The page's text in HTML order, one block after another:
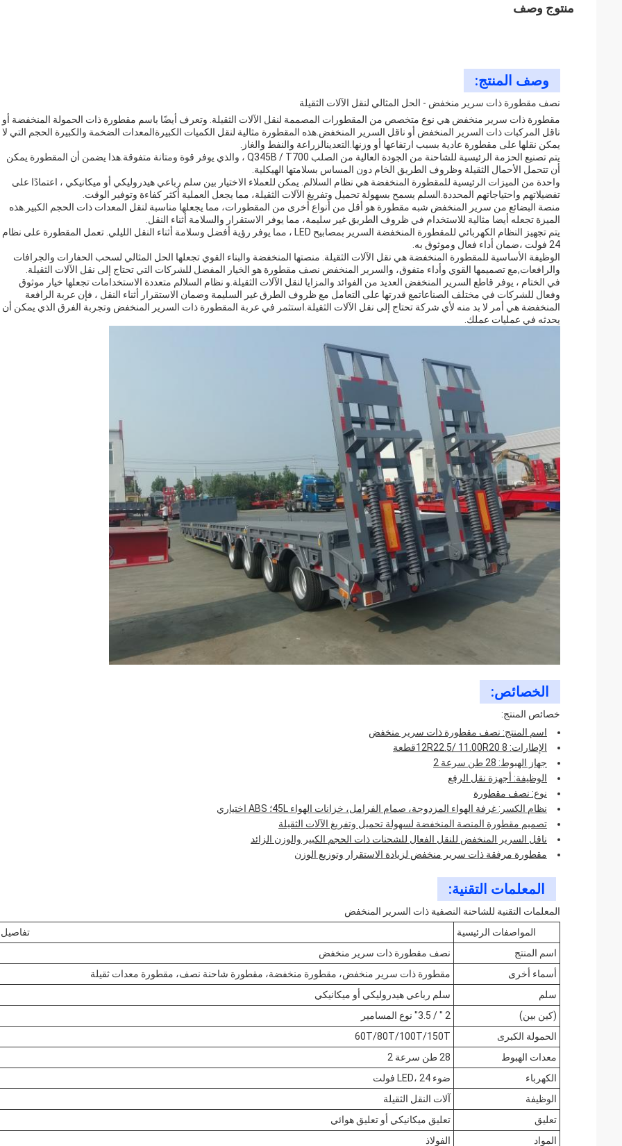
منتوج وصف
وصف المنتج:
نصف مقطورة ذات سرير منخفض - الحل المثالي لنقل الآلات الثقيلة
مقطورة ذات سرير منخفض هي نوع متخصص من المقطورات المصممة لنقل الآلات الثقيلة. وتعرف أيضًا باسم مقطورة ذات الحمولة المنخفضة أو
ناقل المركبات ذات السرير المنخفض أو ناقل السرير المنخفض.هذه المقطورة مثالية لنقل الكميات الكبيرةالمعدات الضخمة والكبيرة الحجم التي لا
يمكن نقلها على مقطورة عادية بسبب ارتفاعها أو وزنها.التعدينالزراعة والنفط والغاز.
يتم تصنيع الحزمة الرئيسية للشاحنة من الجودة العالية من الصلب Q345B / T700 ، والذي يوفر قوة ومتانة متفوقة.هذا يضمن أن المقطورة يمكن
أن تتحمل الأحمال الثقيلة وظروف الطريق الخام دون المساس بسلامتها الهيكلية.
واحدة من الميزات الرئيسية للمقطورة المنخفضة هي نظام السلالم. يمكن للعملاء الاختيار بين سلم رباعي هيدروليكي أو ميكانيكي ، اعتمادًا على
تفضيلاتهم واحتياجاتهم المحددة.السلم يسمح بسهولة تحميل وتفريغ الآلات الثقيلة، مما يجعل العملية أكثر كفاءة وتوفير الوقت.
منصة البضائع من سرير المنخفض شبه مقطورة هو أقل من أنواع أخرى من المقطورات، مما يجعلها مناسبة لنقل المعدات ذات الحجم الكبير.هذه
الميزة تجعله أيضا مثالية للاستخدام في ظروف الطريق غير سليمة، مما يوفر الاستقرار والسلامة أثناء النقل.
يتم تجهيز النظام الكهربائي للمقطورة المنخفضة السرير بمصابيح LED ، مما يوفر رؤية أفضل وسلامة أثناء النقل الليلي. تعمل المقطورة على نظام
24 فولت ،ضمان أداء فعال وموثوق به.
الوظيفة الأساسية للمقطورة المنخفضة هي نقل الآلات الثقيلة. منصتها المنخفضة والبناء القوي تجعلها الحل المثالي لسحب الحفارات والجرافات
والرافعات,مع تصميمها القوي وأداء متفوق، والسرير المنخفض نصف مقطورة هو الخيار المفضل للشركات التي تحتاج إلى نقل الآلات الثقيلة.
في الختام ، يوفر قاطع السرير المنخفض العديد من الفوائد والمزايا لنقل الآلات الثقيلة.و نظام السلالم متعددة الاستخدامات تجعلها خيار موثوق
وفعال للشركات في مختلف الصناعاتمع قدرتها على التعامل مع ظروف الطرق غير السليمة وضمان الاستقرار أثناء النقل ، فإن عربة الرافعة
المنخفضة هي أمر لا بد منه لأي شركة تحتاج إلى نقل الآلات الثقيلة.استثمر في عربة المقطورة ذات السرير المنخفض وتجربة الفرق الذي يمكن أن
يحدثه في عمليات عملك.
الخصائص:
خصائص المنتج:
اسم المنتج: نصف مقطورة ذات سرير منخفض
الإطارات: 12R22.5/ 11.00R20 8قطعة
جهاز الهبوط: 28 طن سرعة 2
الوظيفة: أجهزة نقل الرفع
نوع: نصف مقطورة
نظام الكسر: غرفة الهواء المزدوجة، صمام الفرامل، خزانات الهواء 45L؛ ABS اختياري
تصميم مقطورة المنصة المنخفضة لسهولة تحميل وتفريغ الآلات الثقيلة
ناقل السرير المنخفض للنقل الفعال للشحنات ذات الحجم الكبير والوزن الزائد
مقطورة مرفقة ذات سرير منخفض لزيادة الاستقرار وتوزيع الوزن
المعلمات التقنية:
المعلمات التقنية للشاحنة النصفية ذات السرير المنخفض
المواصفات الرئيسية
تفاصيل
اسم المنتج
نصف مقطورة ذات سرير منخفض
أسماء أخرى
مقطورة ذات سرير منخفض، مقطورة منخفضة، مقطورة شاحنة نصف، مقطورة معدات ثقيلة
سلم
سلم رباعي هيدروليكي أو ميكانيكي
(كين بين)
2 " / 3.5" نوع المسامير
الحمولة الكبرى
60T/80T/100T/150T
معدات الهبوط
28 طن سرعة 2
الكهرباء
ضوء LED، 24 فولت
الوظيفة
آلات النقل الثقيلة
تعليق
تعليق ميكانيكي أو تعليق هوائي
المواد
الفولاذ